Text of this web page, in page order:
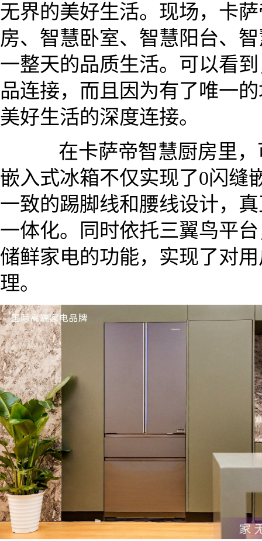
无界的美好生活。现场，卡
房、智慧卧室、智慧阳台、
一整天的品质生活。可以看
品连接，而且因为有了唯一
美好生活的深度连接。
在卡萨帝智慧厨房里，
嵌入式冰箱不仅实现了0闪缝
一致的踢脚线和腰线设计，
一体化。同时依托三翼鸟平
储鲜家电的功能，实现了对
理。